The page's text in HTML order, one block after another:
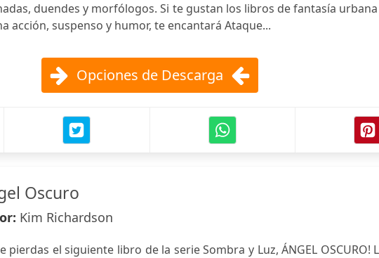
duendes y morfólogos. Si te gustan los libros de fantasía
acción, suspenso y humor, te encantará Ataque...
Opciones de Descarga
Oscuro
Kim Richardson
pierdas el siguiente libro de la serie Sombra y Luz, ÁNGEL OSCURO!